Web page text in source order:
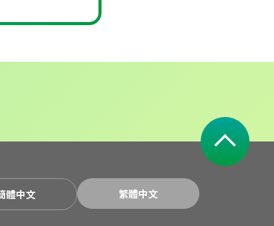
體中文 繁體中文